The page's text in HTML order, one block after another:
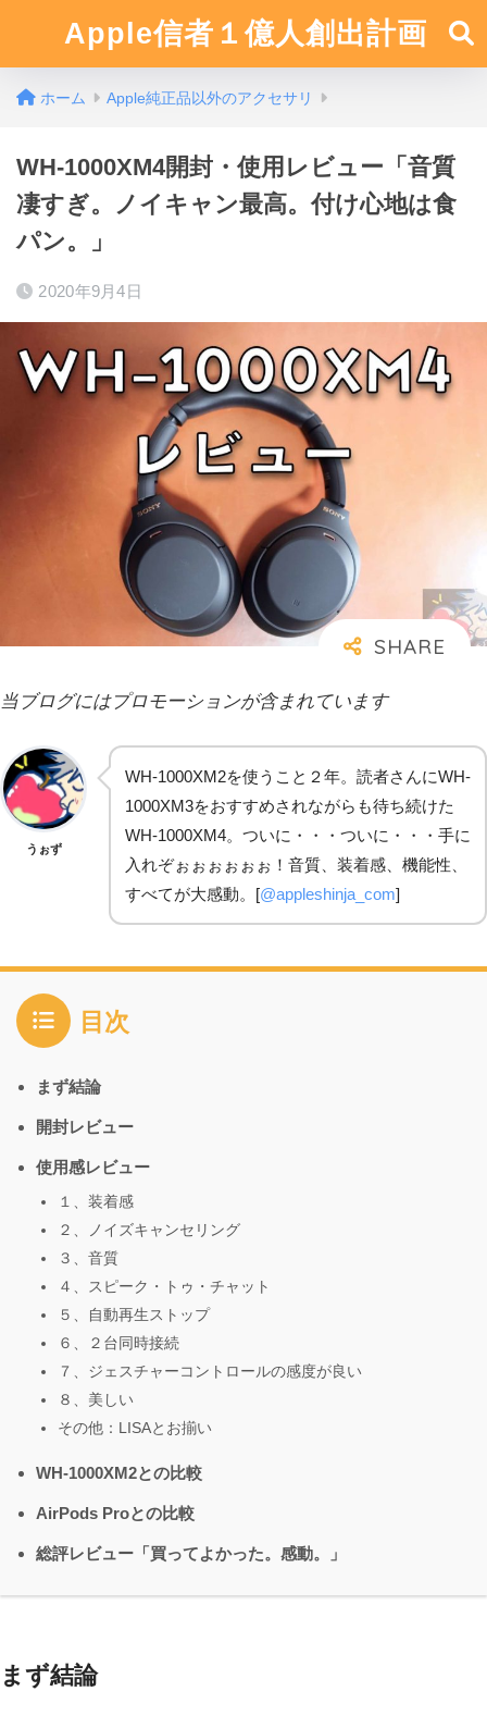
Apple信者１億人創出計画
ホーム Apple純正品以外のアクセサリ
WH-1000XM4開封・使用レビュー「音質
凄すぎ。ノイキャン最高。付け心地は食
パン。」
2020年9月4日
当ブログにはプロモーションが含まれています
うぉず
WH-1000XM2を使うこと２年。読者さんにWH-
1000XM3をおすすめされながらも待ち続けた
WH-1000XM4。ついに・・・ついに・・・手に
入れぞぉぉぉぉぉぉ！音質、装着感、機能性、
すべてが大感動。[@appleshinja_com]
目次
まず結論
開封レビュー
使用感レビュー
１、装着感
２、ノイズキャンセリング
３、音質
４、スピーク・トゥ・チャット
５、自動再生ストップ
６、２台同時接続
７、ジェスチャーコントロールの感度が良い
８、美しい
その他：LISAとお揃い
WH-1000XM2との比較
AirPods Proとの比較
総評レビュー「買ってよかった。感動。」
まず結論